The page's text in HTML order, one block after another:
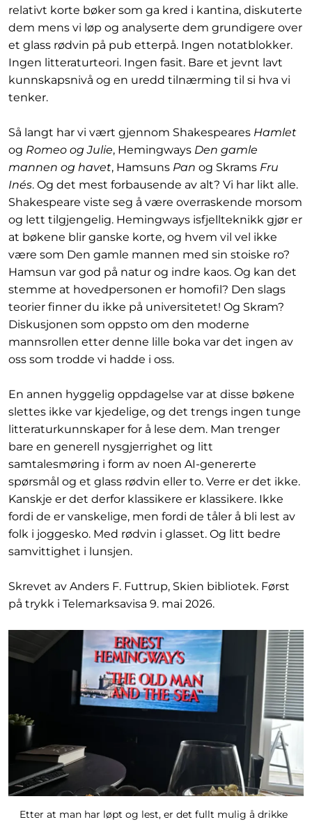
relativt korte bøker som ga kred i kantina, diskuterte
dem mens vi løp og analyserte dem grundigere over
et glass rødvin på pub etterpå. Ingen notatblokker.
Ingen litteraturteori. Ingen fasit. Bare et jevnt lavt
kunnskapsnivå og en uredd tilnærming til si hva vi
tenker.
Så langt har vi vært gjennom Shakespeares Hamlet
og Romeo og Julie, Hemingways Den gamle
mannen og havet, Hamsuns Pan og Skrams Fru
Inés. Og det mest forbausende av alt? Vi har likt alle.
Shakespeare viste seg å være overraskende morsom
og lett tilgjengelig. Hemingways isfjellteknikk gjør er
at bøkene blir ganske korte, og hvem vil vel ikke
være som Den gamle mannen med sin stoiske ro?
Hamsun var god på natur og indre kaos. Og kan det
stemme at hovedpersonen er homofil? Den slags
teorier finner du ikke på universitetet! Og Skram?
Diskusjonen som oppsto om den moderne
mannsrollen etter denne lille boka var det ingen av
oss som trodde vi hadde i oss.
En annen hyggelig oppdagelse var at disse bøkene
slettes ikke var kjedelige, og det trengs ingen tunge
litteraturkunnskaper for å lese dem. Man trenger
bare en generell nysgjerrighet og litt
samtalesmøring i form av noen AI-genererte
spørsmål og et glass rødvin eller to. Verre er det ikke.
Kanskje er det derfor klassikere er klassikere. Ikke
fordi de er vanskelige, men fordi de tåler å bli lest av
folk i joggesko. Med rødvin i glasset. Og litt bedre
samvittighet i lunsjen.
Skrevet av Anders F. Futtrup, Skien bibliotek. Først
på trykk i Telemarksavisa 9. mai 2026.
Etter at man har løpt og lest, er det fullt mulig å drikke